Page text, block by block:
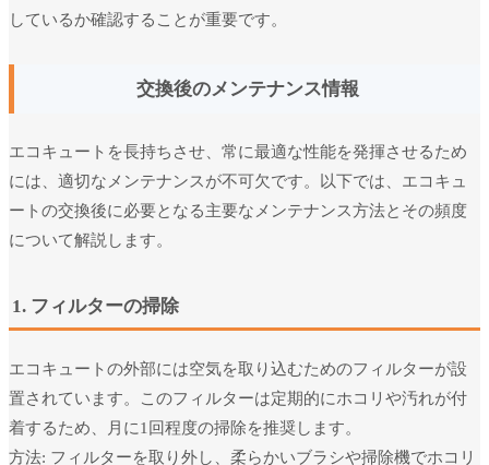
しているか確認することが重要です。
交換後のメンテナンス情報
エコキュートを長持ちさせ、常に最適な性能を発揮させるため
には、適切なメンテナンスが不可欠です。以下では、エコキュ
ートの交換後に必要となる主要なメンテナンス方法とその頻度
について解説します。
1. フィルターの掃除
エコキュートの外部には空気を取り込むためのフィルターが設
置されています。このフィルターは定期的にホコリや汚れが付
着するため、月に1回程度の掃除を推奨します。
方法: フィルターを取り外し、柔らかいブラシや掃除機でホコリ